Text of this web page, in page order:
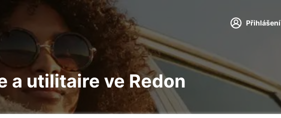
Přihlášení
a utilitaire ve Redon